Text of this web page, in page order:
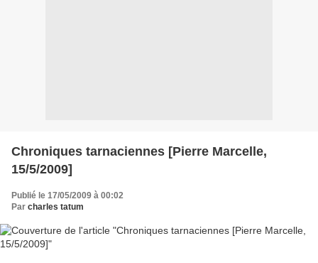
Chroniques tarnaciennes [Pierre Marcelle,
15/5/2009]
Publié le 17/05/2009 à 00:02
Par charles tatum